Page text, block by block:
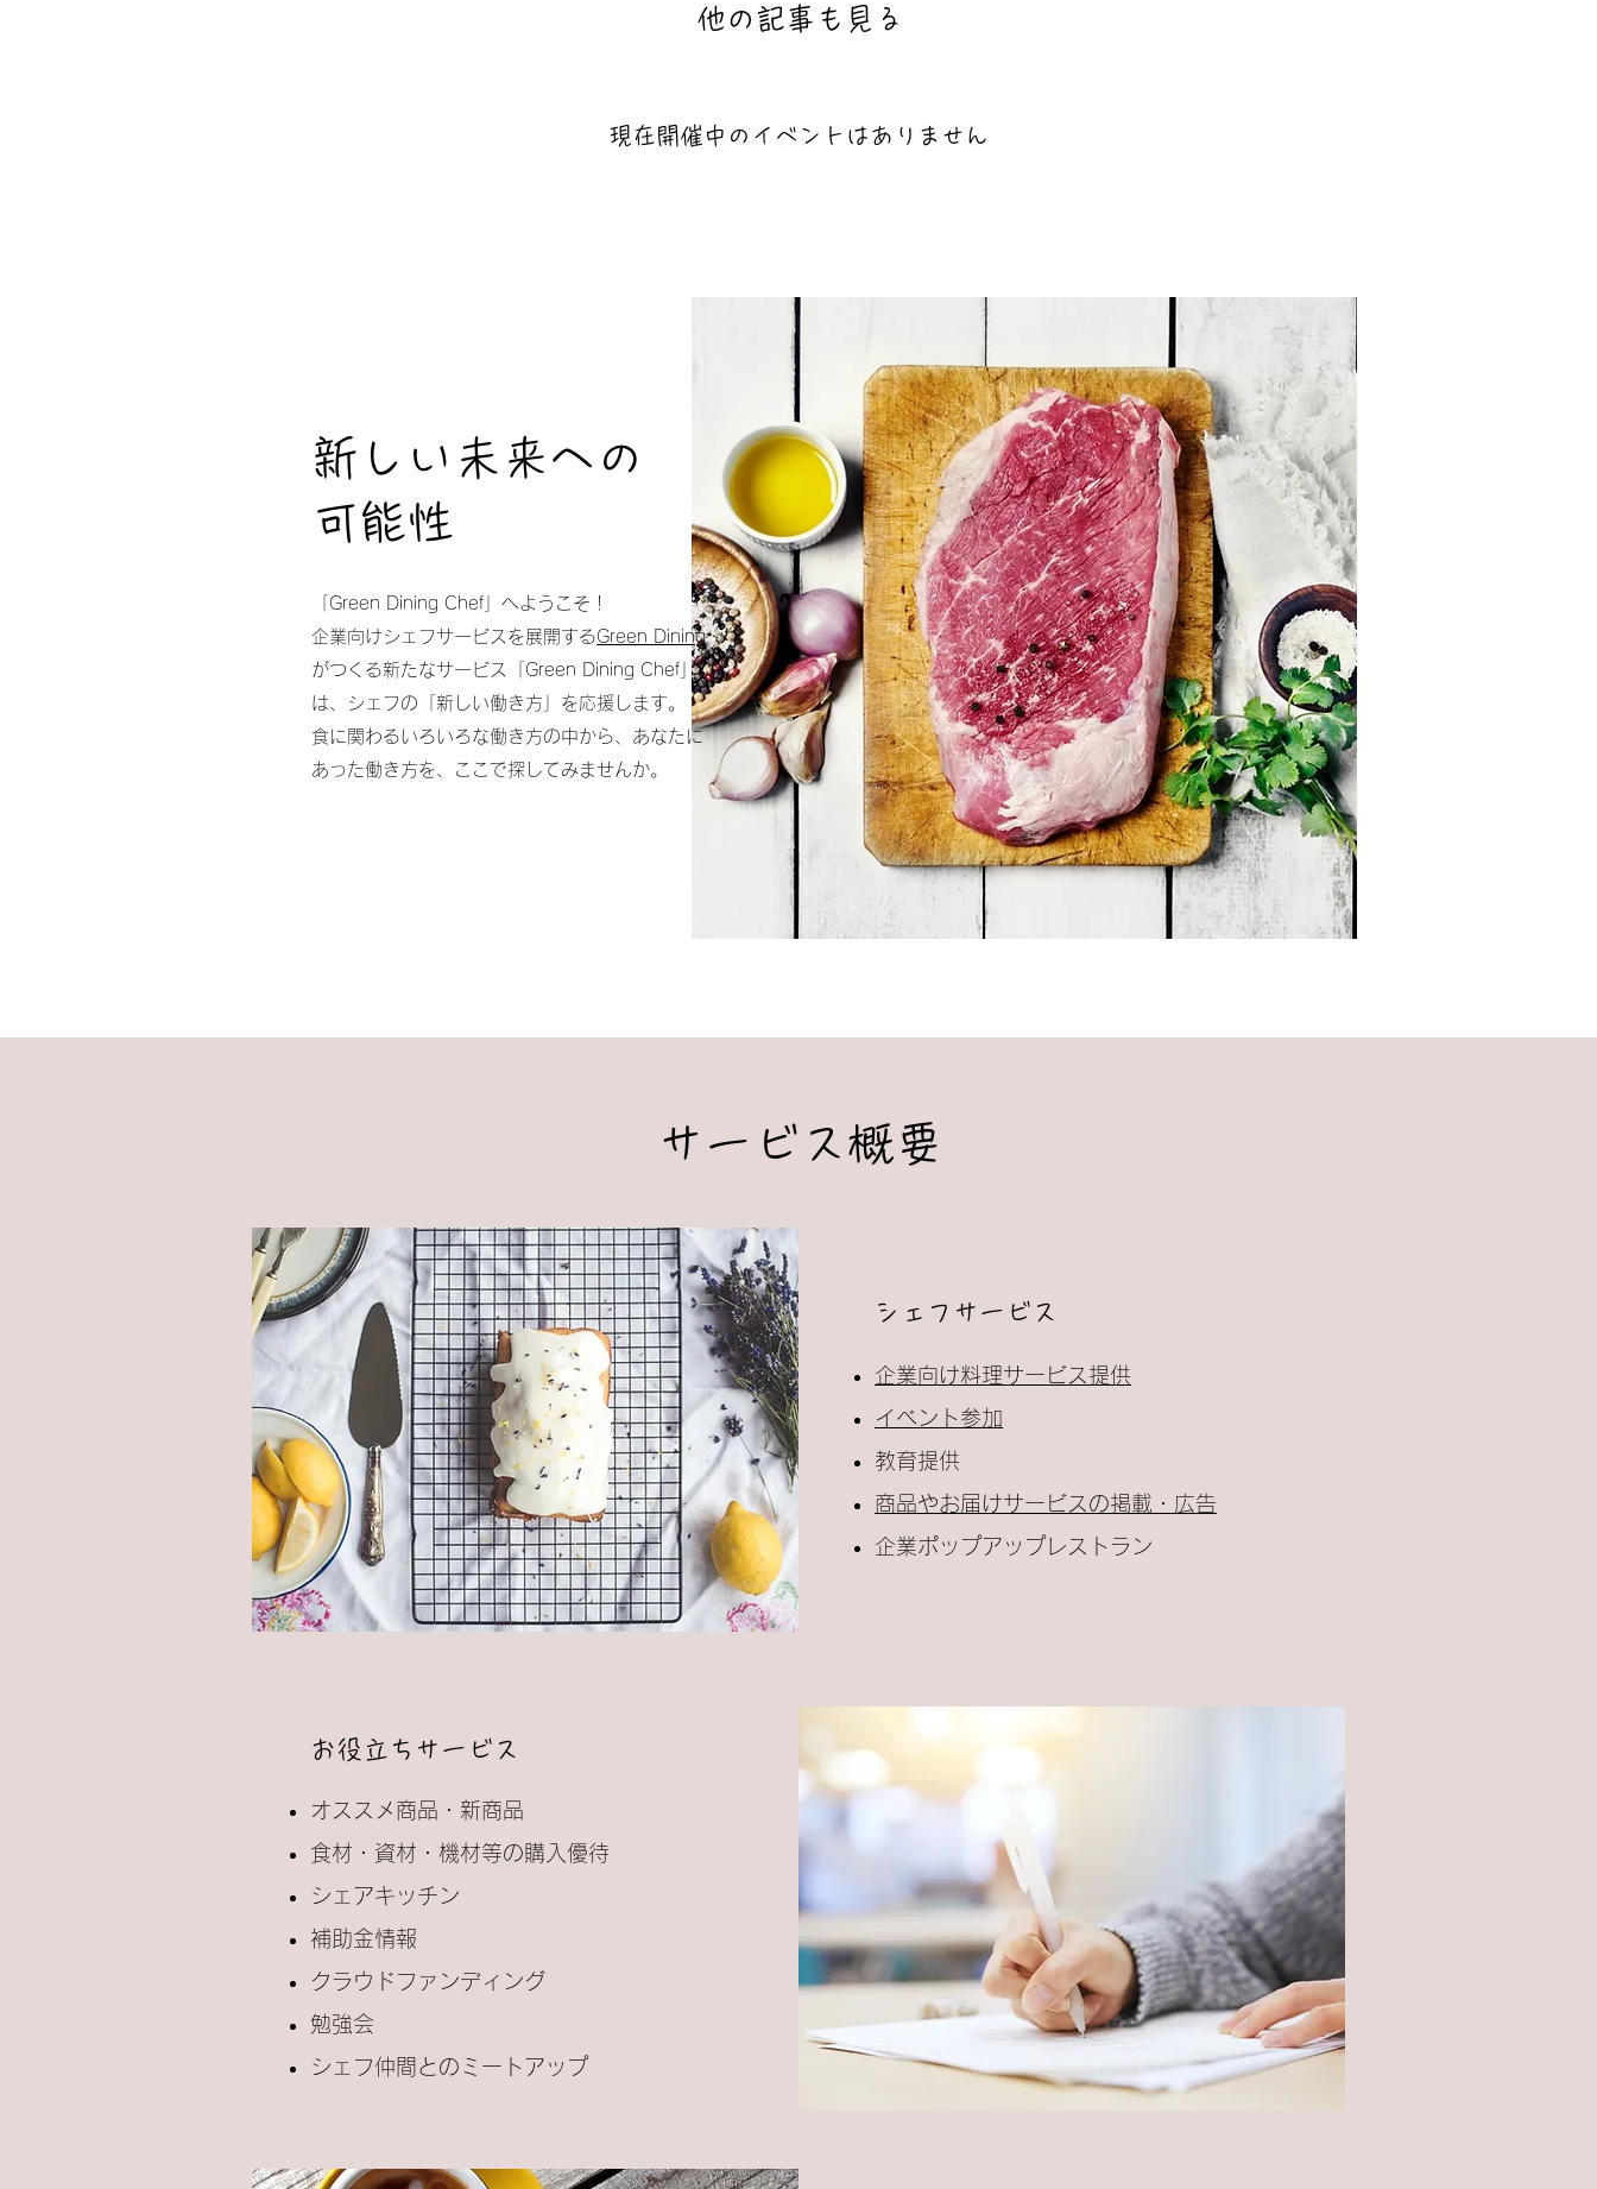
他の記事も見る
現在開催中のイベントはありません
新しい未来への
可能性
「Green Dining Chef」へようこそ！
企業向けシェフサービスを展開するGreen Dining
がつくる新たなサービス「Green Dining Chef」
は、シェフの「新しい働き方」を応援します。
食に関わるいろいろな働き方の中から、あなたに
あった働き方を、ここで探してみませんか。
サービス概要
シェフサービス
企業向け料理サービス提供
イベント参加
教育提供
商品やお届けサービスの掲載・広告
企業ポップアップレストラン
お役立ちサービス
オススメ商品・新商品
食材・資材・機材等の購入優待
シェアキッチン
補助金情報
クラウドファンディング
勉強会
シェフ仲間とのミートアップ